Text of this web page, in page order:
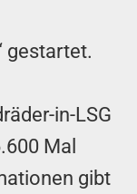
gestartet.
in-LSG
Mal
gibt